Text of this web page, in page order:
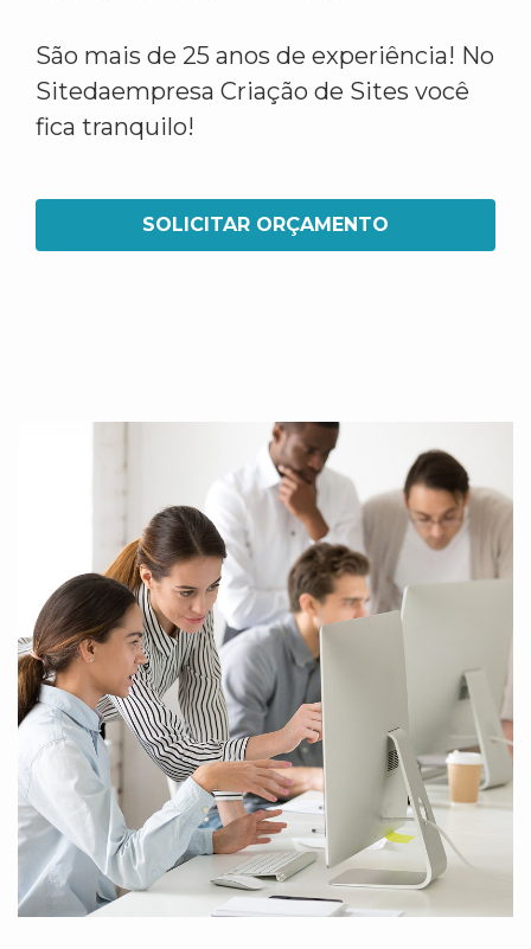
São mais de 25 anos de experiência! No
Sitedaempresa Criação de Sites você
fica tranquilo!
SOLICITAR ORÇAMENTO